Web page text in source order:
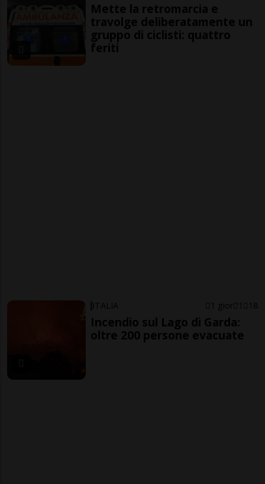
Mette la retromarcia e
travolge deliberatamente un
gruppo di ciclisti: quattro
feriti
ITALIA 1 gior 1 18
Incendio sul Lago di Garda:
oltre 200 persone evacuate